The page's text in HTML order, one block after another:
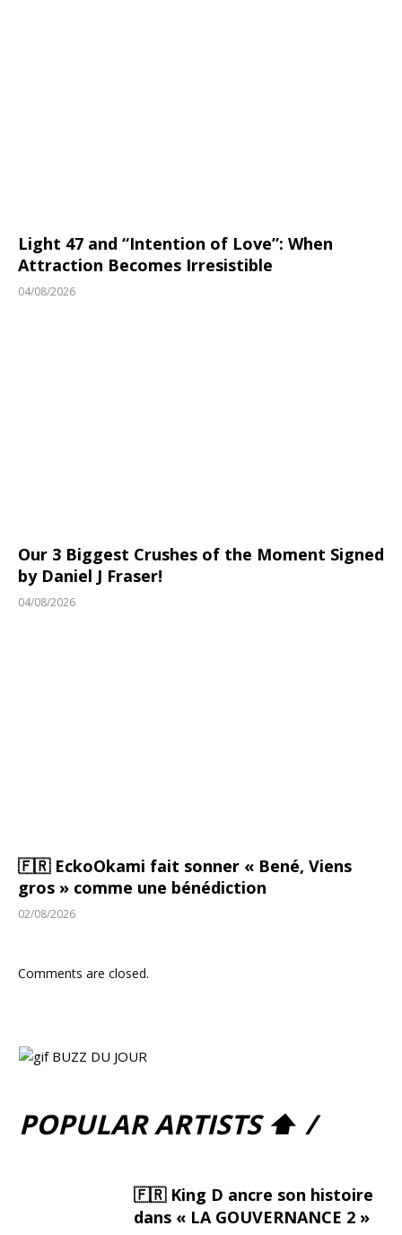
Light 47 and “Intention of Love”: When
Attraction Becomes Irresistible
04/08/2026
Our 3 Biggest Crushes of the Moment Signed
by Daniel J Fraser!
04/08/2026
🇫🇷 EckoOkami fait sonner « Bené, Viens
gros » comme une bénédiction
02/08/2026
Comments are closed.
POPULAR ARTISTS ⬆ /
🇫🇷 King D ancre son histoire
dans « LA GOUVERNANCE 2 »